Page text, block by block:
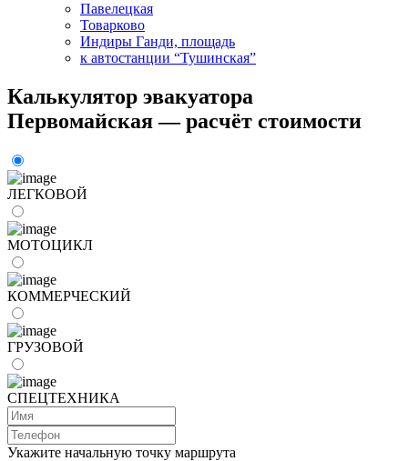
Павелецкая
Товарково
Индиры Ганди, площадь
к автостанции “Тушинская”
Калькулятор эвакуатора
Первомайская — расчёт стоимости
ЛЕГКОВОЙ
МОТОЦИКЛ
КОММЕРЧЕСКИЙ
ГРУЗОВОЙ
СПЕЦТЕХНИКА
Укажите начальную точку маршрута